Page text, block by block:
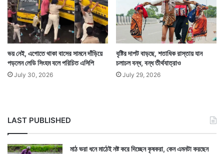
২১ বছর পর সরকারি চাকরিতে যোগ দেওয়ার পত্র হাতে পেলেন
আবদুল। কিন্তু এমন সময় পেলেন যখন তাঁর সরকারি চাকরি থেকে
ভয় নেই, এগোতে থাকা বাসের সামনে দাঁড়িয়ে
পড়লেন লেডি সিংহম বলে পরিচিত এসিপি
July 30, 2026
বৃষ্টির দাপট বাড়ছে, শতাধিক রাস্তায় যান
চলাচল বন্ধ, বন্ধ তীর্থযাত্রাও
July 29, 2026
LAST PUBLISHED
মাঠ ভরা ধনে মাঠেই নষ্ট করে দিচ্ছেন কৃষকরা, কেন এমনটা করছেন